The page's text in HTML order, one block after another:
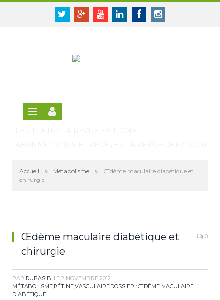
Panneau de gestion des cookies
TwitterGoogle+YoutubeLinkedinFacebookInstagram
SE CONNECTER
Accueil » Métabolisme »
Œdème maculaire diabétique et
chirurgie
Œdème maculaire diabétique et
chirurgie
0
PAR DUPAS B. LE 2 NOVEMBRE 2012
MÉTABOLISME,RÉTINE,VASCULAIRE,DOSSIER : ŒDÈME MACULAIRE
DIABÉTIQUE